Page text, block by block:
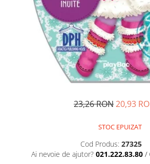
Invatamant primar
Invatarea limbilor straine
Povesti si povestiri
Carti in limba engleza
Carti pentru copii
Atlase, dictionare si enciclopedii
Carti pentru copii
23,26 RON20,93
STOC EPUIZAT
Cod Produs: 27325
Ai nevoie de ajutor? 021.222.83.80 /